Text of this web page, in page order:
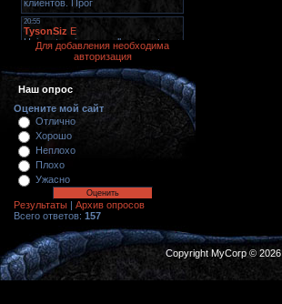
Для добавления необходима
авторизация
Наш опрос
Оцените мой сайт
Отлично
Хорошо
Неплохо
Плохо
Ужасно
Результаты | Архив опросов
Всего ответов: 157
Copyright MyCorp © 2026